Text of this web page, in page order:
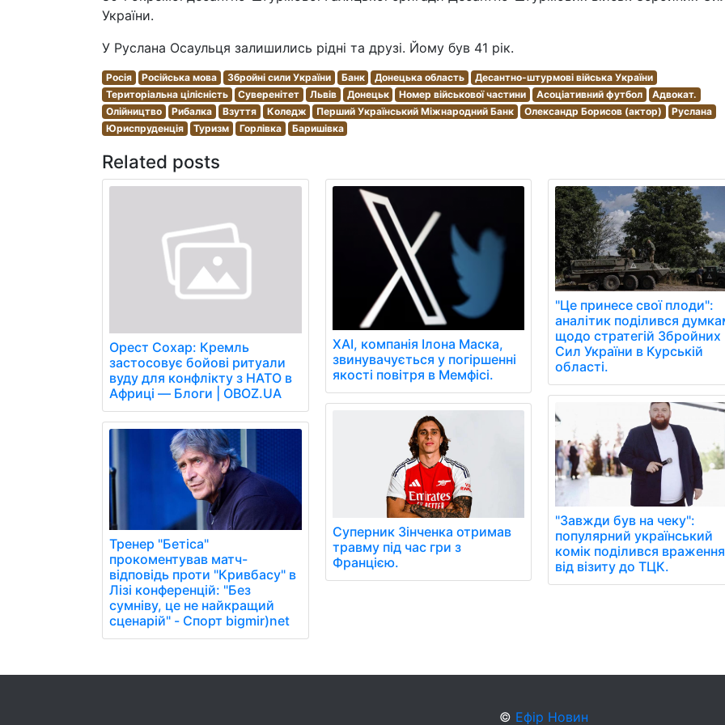
України.
У Руслана Осаульця залишились рідні та друзі. Йому був 41 рік.
Росія Російська мова Збройні сили України Банк Донецька область
Десантно-штурмові війська України
Територіальна цілісність
Суверенітет Львів Донецьк Номер військової частини Асоціативний футбол
Адвокат.
Олійництво
Рибалка Взуття Коледж Перший Український Міжнародний Банк Олександр Борисов (актор)
Руслана
Юриспруденція
Туризм Горлівка Баришівка
Related posts
Орест Сохар: Кремль
застосовує бойові ритуали
вуду для конфлікту з НАТО в
Африці — Блоги | OBOZ.UA
Тренер "Бетіса"
прокоментував матч-
відповідь проти "Кривбасу" в
Лізі конференцій: "Без
сумніву, це не найкращий
сценарій" - Спорт bigmir)net
XAI, компанія Ілона Маска,
звинувачується у погіршенні
якості повітря в Мемфісі.
Суперник Зінченка отримав
травму під час гри з
Францією.
"Це принесе свої плоди":
аналітик поділився
щодо стратегій Збройних
Сил України в Курській
області.
"Завжди був на чеку":
популярний український
комік поділився
від візиту до ТЦК.
© Ефір Новин